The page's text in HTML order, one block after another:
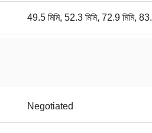
49.5 মিমি, 52.3 মিমি, 72.9 মিমি,
Negotiated